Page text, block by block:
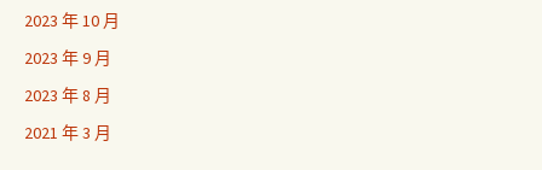
2023 年 10 月
2023 年 9 月
2023 年 8 月
2021 年 3 月